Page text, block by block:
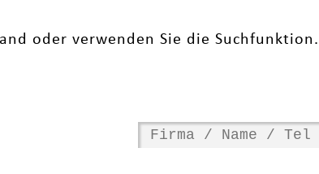
oder verwenden Sie die Suchfunktion.